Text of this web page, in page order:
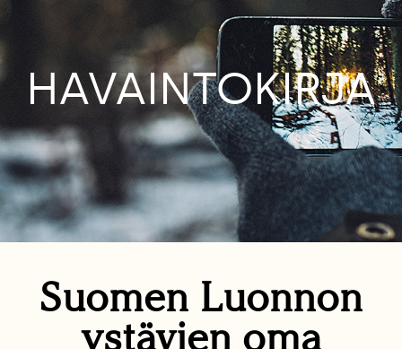
HAVAINTOKIRJA
Suomen Luonnon
ystävien oma